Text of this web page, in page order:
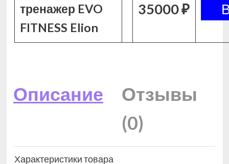
тренажер EVO
FITNESS Elion
35000 ₽
Описание
Отзывы
(0)
Характеристики товара